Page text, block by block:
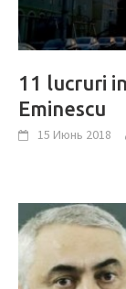
11 lucruri
Eminescu
15 Июнь 2018